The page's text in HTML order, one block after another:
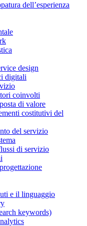
dell’esperienza
design
digitali
coinvolti
di valore
costitutivi del
del servizio
di servizio
e il linguaggio
keywords)